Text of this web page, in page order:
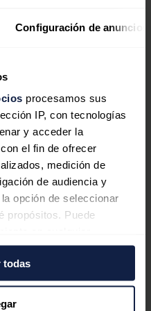
Configuración de anuncios
procesamos sus
IP, con tecnologías
y acceder la
el fin de ofrecer
medición de
de audiencia y
opción de seleccionar
propósitos. Puede
de cookies o clicando en
todas
ampliación de la Red
las reglas del
para
petroleras